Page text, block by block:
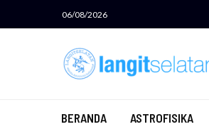
06/08/2026
BERANDA ASTROFISIKA